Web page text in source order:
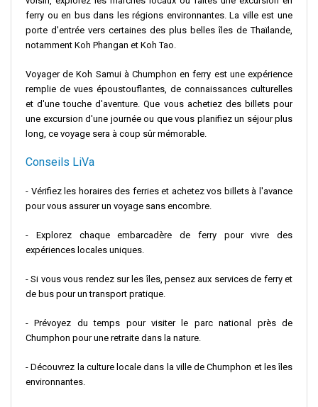
ferry ou en bus dans les régions environnantes. La ville est une
porte d'entrée vers certaines des plus belles îles de Thaïlande,
notamment Koh Phangan et Koh Tao.
Voyager de Koh Samui à Chumphon en ferry est une expérience
remplie de vues époustouflantes, de connaissances culturelles
et d'une touche d'aventure. Que vous achetiez des billets pour
une excursion d'une journée ou que vous planifiez un séjour plus
long, ce voyage sera à coup sûr mémorable.
Conseils LiVa
- Vérifiez les horaires des ferries et achetez vos billets à l'avance
pour vous assurer un voyage sans encombre.
- Explorez chaque embarcadère de ferry pour vivre des
expériences locales uniques.
- Si vous vous rendez sur les îles, pensez aux services de ferry et
de bus pour un transport pratique.
- Prévoyez du temps pour visiter le parc national près de
Chumphon pour une retraite dans la nature.
- Découvrez la culture locale dans la ville de Chumphon et les îles
environnantes.